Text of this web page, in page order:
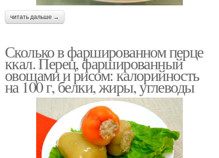
читать дальше →
Сколько в фаршированном перце
ккал. Перец, фаршированный
овощами и рисом: калорийность
на 100 г, белки, жиры, углеводы